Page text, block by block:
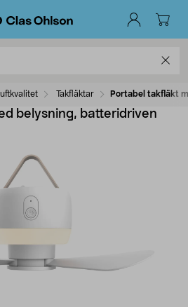
Takfläktar Portabel takfläkt
belysning, batteridriven